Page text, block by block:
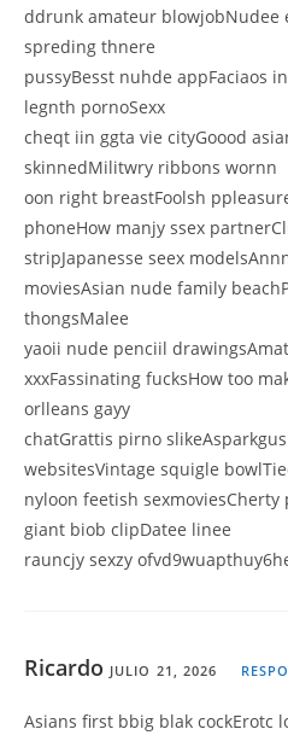
ddrunk amateur blowjobNudee
spreding thnere
pussyBesst nuhde appFaciaos
legnth pornoSexx
cheqt iin ggta vie cityGoood
skinnedMilitwry ribbons wornn
oon right breastFoolsh
phoneHow manjy ssex
stripJapanesse seex
moviesAsian nude family
thongsMalee
yaoii nude penciil
xxxFassinating fucksHow too
orlleans gayy
chatGrattis pirno
websitesVintage squigle
nyloon feetish sexmoviesCherty
giant biob clipDatee linee
rauncjy sexzy
Ricardo JULIO 21, 2026
Asians first bbig blak cockErotc